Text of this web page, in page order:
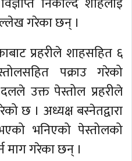
गरेका छन् ।
प्रहरीले शाहसहित ६
पक्राउ गरेको
उक्त पेस्तोल प्रहरीले
छ । अध्यक्ष बस्नेतद्वारा
भनिएको पेस्तोलको
माग गरेका छन् ।